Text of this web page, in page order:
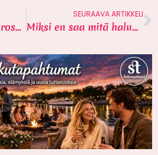
Heinäkuun 2024 horoskooppi sinkuille
SEURAAVA ARTIKKELI
Miksi en saa mitä haluan? Uhriutuminen